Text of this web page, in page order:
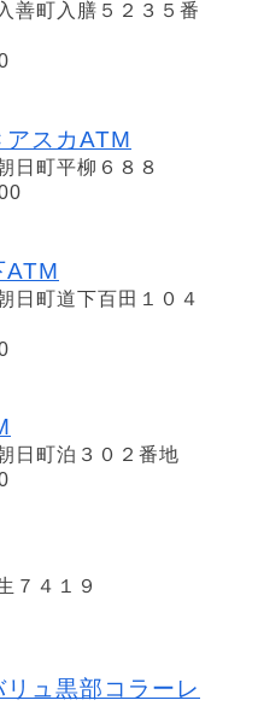
善町入膳５２３５番
スカATM
日町平柳６８８
ATM
日町道下百田１０４
日町泊３０２番地
７４１９
ュ黒部コラーレ